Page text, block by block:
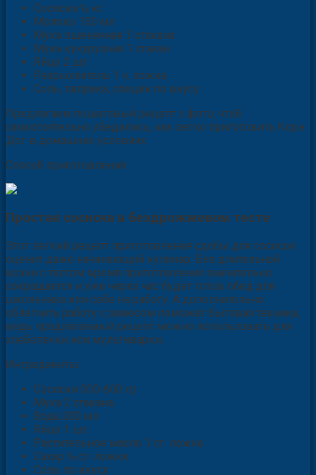
Сосиски ½ кг
Молоко 150 мл
Мука пшеничная 1 стакана
Мука кукурузная 1 стакан
Яйцо 2 шт.
Разрыхлитель 1 ч. ложка
Соль, паприка, специи по вкусу
Предлагаем пошаговый рецепт с фото, чтоб
самостоятельно убедились, как легко приготовить Корн
Дог в домашних условиях.
Способ приготовления
Простая сосиска в бездрожжевом тесте
Этот легкий рецепт приготовления сдобы для сосисок
оценит даже начинающий кулинар. Без длительной
возни с тестом время приготовления значительно
сокращается и уже через час будет готов обед для
школьника или себе на работу. А дополнительно
облегчить работу с замесом поможет бытовая техника,
ведь предлагаемый рецепт можно использовать для
хлебопечки или мультиварки.
Ингредиенты:
Сосиски 500-600 гр
Мука 2 стакана
Вода 200 мл
Яйцо 1 шт.
Растительное масло 1 ст. ложка
Сахар ½ ст. ложки
Соль по вкусу